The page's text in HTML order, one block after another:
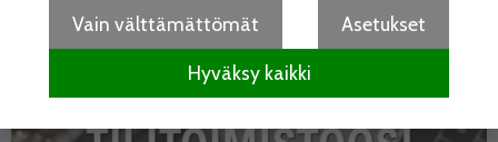
Vain välttämättömät Asetukset
Hyväksy kaikki